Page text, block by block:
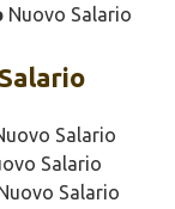
Nuovo Salario
Salario
Salario
Nuovo Salario